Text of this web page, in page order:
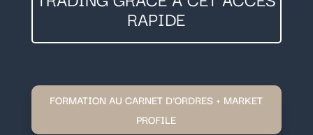
RAPIDE
FORMATION AU CARNET D'ORDRES + MARKET
PROFILE